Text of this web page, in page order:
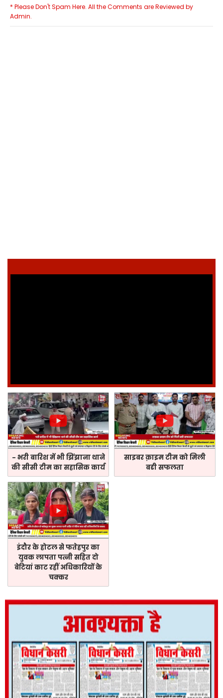
* Please Don't Spam Here. All the Comments are Reviewed by
Admin.
- भरी बारिश में भी झिंझाना थाने
की सीसी टीम का सहासिक कार्य
साइबर क़ाइम टीम को मिली
बडी सफलता
इंदौर के होटल से फतेहपुर का
युवक लापता पत्नी सहित दो
बेटियां काट रहीं अधिकारियों के
चक्कर